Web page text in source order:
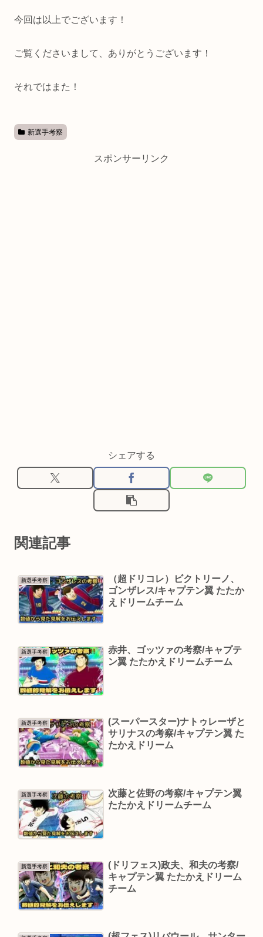
今回は以上でございます！
ご覧くださいまして、ありがとうございます！
それではまた！
新選手考察
スポンサーリンク
シェアする
関連記事
新選手考察
（超ドリコレ）ビクトリーノ、
ゴンザレス/キャプテン翼 たたか
えドリームチーム
新選手考察
赤井、ゴッツァの考察/キャプテ
ン翼 たたかえドリームチーム
新選手考察
(スーパースター)ナトゥレーザと
サリナスの考察/キャプテン翼 た
たかえドリーム
新選手考察
次藤と佐野の考察/キャプテン翼
たたかえドリームチーム
新選手考察
(ドリフェス)政夫、和夫の考察/
キャプテン翼 たたかえドリーム
チーム